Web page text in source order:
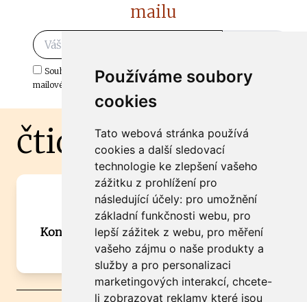
Používáme soubory
cookies
Tato webová stránka používá
cookies a další sledovací
technologie ke zlepšení vašeho
zážitku z prohlížení pro
následující účely: pro umožnění
základní funkčnosti webu, pro
lepší zážitek z webu, pro měření
vašeho zájmu o naše produkty a
služby a pro personalizaci
marketingových interakcí, chcete-
li zobrazovat reklamy které jsou
mailu
Souhlasím s odběrem důležitých zpráv ze ČtiDoma.cz do mé e-
mailové schránky.
čtidoma.cz
Máte zajímavou informaci? Chcete
spolupracovat?
Kontaktujte šéfredaktora Martina Chalupu:
chalupa@ctidoma.cz